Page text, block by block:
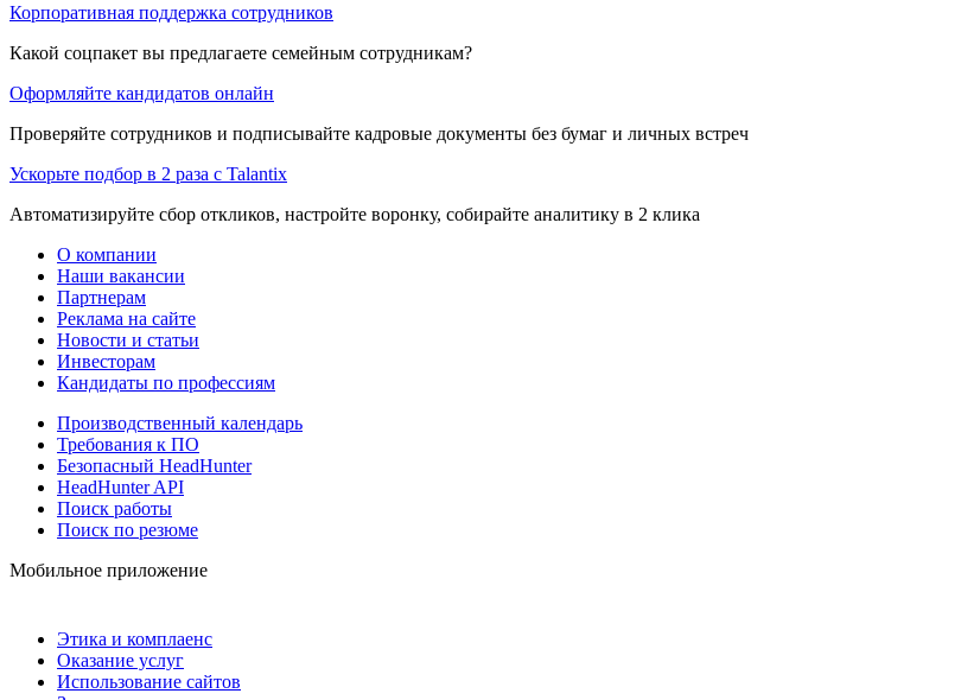
Корпоративная поддержка сотрудников
Какой соцпакет вы предлагаете семейным сотрудникам?
Оформляйте кандидатов онлайн
Проверяйте сотрудников и подписывайте кадровые документы без бумаг и личных встреч
Ускорьте подбор в 2 раза с Talantix
Автоматизируйте сбор откликов, настройте воронку, собирайте аналитику в 2 клика
О компании
Наши вакансии
Партнерам
Реклама на сайте
Новости и статьи
Инвесторам
Кандидаты по профессиям
Производственный календарь
Требования к ПО
Безопасный HeadHunter
HeadHunter API
Поиск работы
Поиск по резюме
Мобильное приложение
Этика и комплаенс
Оказание услуг
Использование сайтов